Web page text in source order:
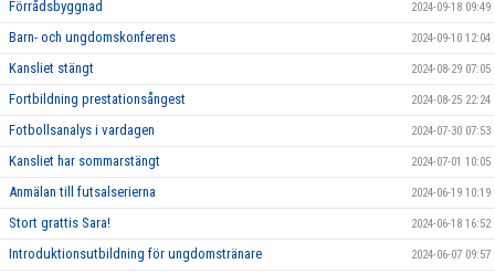
Förrådsbyggnad 2024-09-18 09:49
Barn- och ungdomskonferens 2024-09-10 12:04
Kansliet stängt 2024-08-29 07:05
Fortbildning prestationsångest 2024-08-25 22:24
Fotbollsanalys i vardagen 2024-07-30 07:53
Kansliet har sommarstängt 2024-07-01 10:05
Anmälan till futsalserierna 2024-06-19 10:19
Stort grattis Sara! 2024-06-18 16:52
Introduktionsutbildning för ungdomstränare 2024-06-07 09:57